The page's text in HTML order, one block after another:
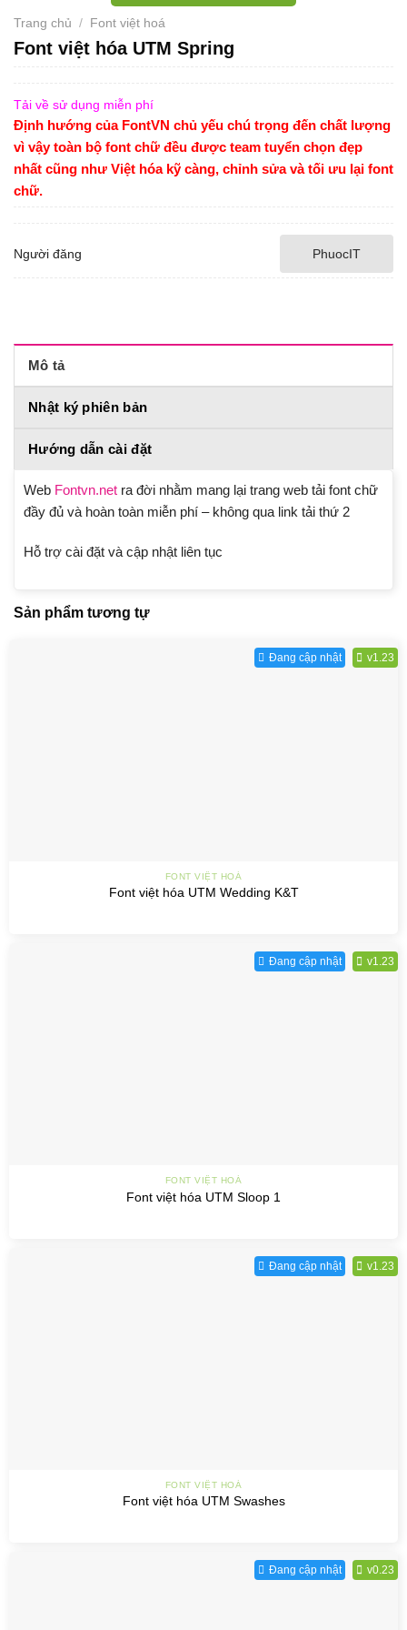
Trang chủ / Font việt hoá
Font việt hóa UTM Spring
Tải về sử dụng miễn phí
Định hướng của FontVN chủ yếu chú trọng đến chất lượng
vì vậy toàn bộ font chữ đều được team tuyển chọn đẹp
nhất cũng như Việt hóa kỹ càng, chỉnh sửa và tối ưu lại font
chữ.
Người đăng PhuocIT
Mô tả
Nhật ký phiên bản
Hướng dẫn cài đặt
Web Fontvn.net ra đời nhằm mang lại trang web tải font chữ
đầy đủ và hoàn toàn miễn phí – không qua link tải thứ 2
Hỗ trợ cài đặt và cập nhật liên tục
Sản phẩm tương tự
Đang cập nhật v1.23
FONT VIỆT HOÁ
Font việt hóa UTM Wedding K&T
Đang cập nhật v1.23
FONT VIỆT HOÁ
Font việt hóa UTM Sloop 1
Đang cập nhật v1.23
FONT VIỆT HOÁ
Font việt hóa UTM Swashes
Đang cập nhật v0.23